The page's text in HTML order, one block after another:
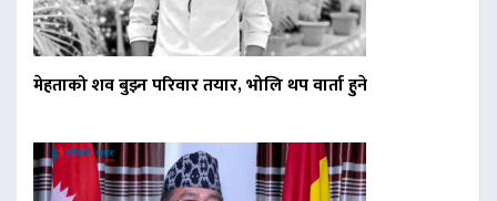
मेहताको शव बुझ्न परिवार तयार, भोलि थप वार्ता हुने